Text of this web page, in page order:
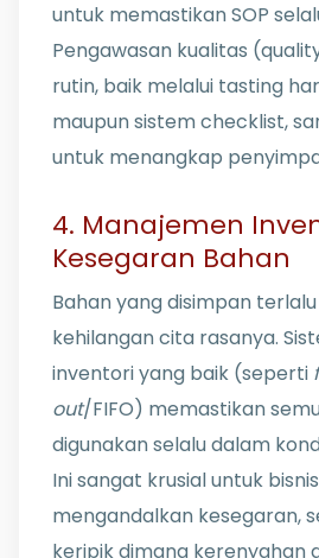
untuk memastikan SOP
Pengawasan kualitas
rutin, baik melalui tasting
maupun sistem checklist,
untuk menangkap
4. Manajemen
Kesegaran Bahan
Bahan yang disimpan
kehilangan cita rasanya.
inventori yang baik (seperti
out/FIFO) memastikan
digunakan selalu dalam
Ini sangat krusial untuk
mengandalkan kesegaran,
keripik dimana kerenyahan